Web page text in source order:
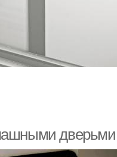
дверьми